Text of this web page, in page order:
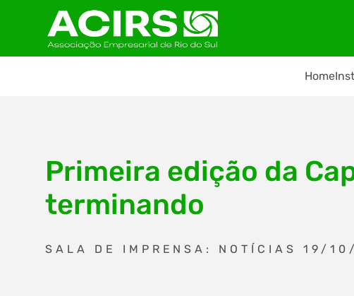
Home
Primeira edição da
terminando
SALA DE IMPRENSA: NOTÍCIAS 19/